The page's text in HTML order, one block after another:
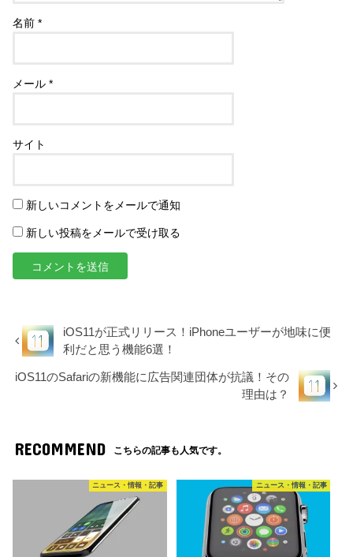
名前*
メール*
サイト
新しいコメントをメールで通知
新しい投稿をメールで受け取る
iOS11が正式リリース！iPhoneユーザーが地味に便
利だと思う機能6選！
iOS11のSafariの新機能に広告関連団体が抗議！その
理由は？
RECOMMEND こちらの記事も人気です。
ニュース・情報・記事 ニュース・情報・記事